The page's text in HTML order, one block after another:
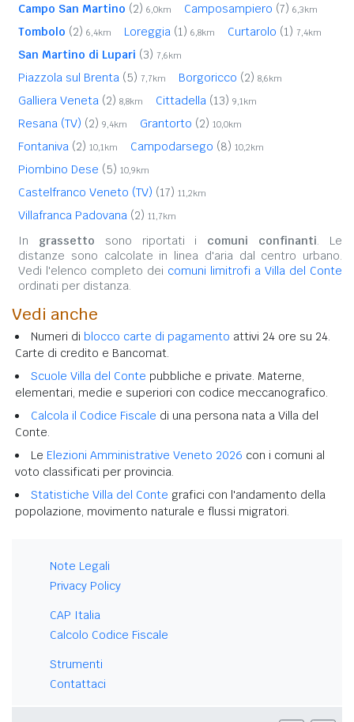
Campo San Martino (2) 6,0km Camposampiero (7) 6,3km
Tombolo (2) 6,4km Loreggia (1) 6,8km Curtarolo (1) 7,4km
San Martino di Lupari (3) 7,6km
Piazzola sul Brenta (5) 7,7km Borgoricco (2) 8,6km
Galliera Veneta (2) 8,8km Cittadella (13) 9,1km
Resana (TV) (2) 9,4km Grantorto (2) 10,0km
Fontaniva (2) 10,1km Campodarsego (8) 10,2km
Piombino Dese (5) 10,9km
Castelfranco Veneto (TV) (17) 11,2km
Villafranca Padovana (2) 11,7km
In grassetto sono riportati i comuni confinanti. Le
distanze sono calcolate in linea d'aria dal centro urbano.
Vedi l'elenco completo dei comuni limitrofi a Villa del Conte
ordinati per distanza.
Vedi anche
Numeri di blocco carte di pagamento attivi 24 ore su 24.
Carte di credito e Bancomat.
Scuole Villa del Conte pubbliche e private. Materne,
elementari, medie e superiori con codice meccanografico.
Calcola il Codice Fiscale di una persona nata a Villa del
Conte.
Le Elezioni Amministrative Veneto 2026 con i comuni al
voto classificati per provincia.
Statistiche Villa del Conte grafici con l'andamento della
popolazione, movimento naturale e flussi migratori.
Note Legali
Privacy Policy
CAP Italia
Calcolo Codice Fiscale
Strumenti
Contattaci